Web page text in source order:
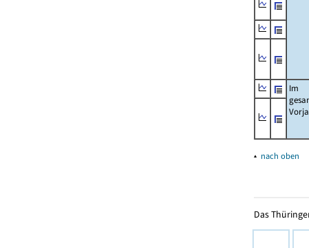
Im
▴ nach oben
Das